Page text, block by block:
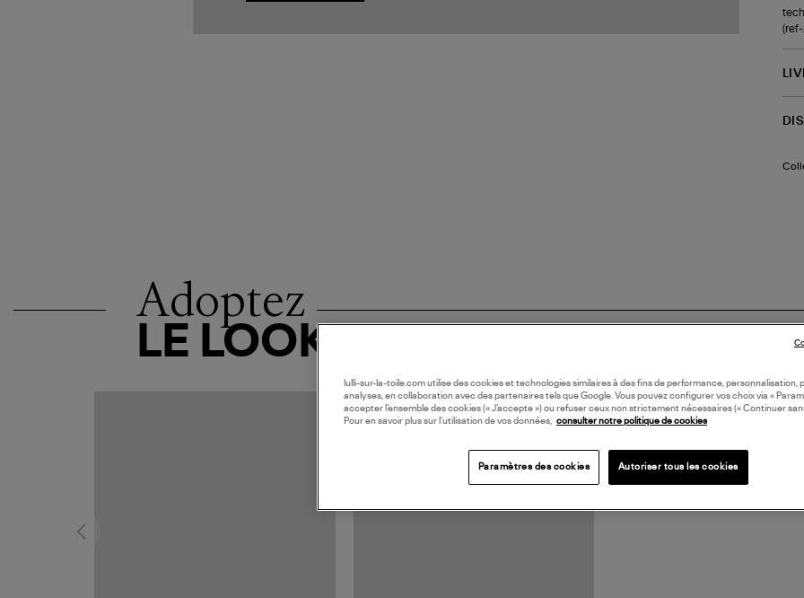
Adoptez
LE LOOK
lulli-sur-la-toile.com utilise des cookies et technologies similaires à des fins de performance, personnalisation,
analyses, en collaboration avec des partenaires tels que Google. Vous pouvez configurer vos choix via «
accepter l’ensemble des cookies (« J’accepte ») ou refuser ceux non strictement nécessaires (« Continuer
Pour en savoir plus sur l’utilisation de vos données, consulter notre politique de cookies
Paramètres des cookies Autoriser tous les cookies